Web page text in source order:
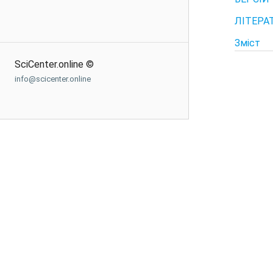
SciCenter.online ©
info@scicenter.online
Зміст